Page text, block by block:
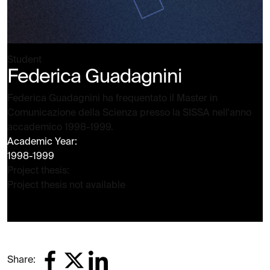
Student
Federica Guadagnini
Federica Guadagnini ha frequentato il Master in
Comunicazione della Scienza presso la SISSA nell'anno
accademico 1998-1999.
Academic Year:
1998-1999
Project thesis:
Project thesis not available
Share: